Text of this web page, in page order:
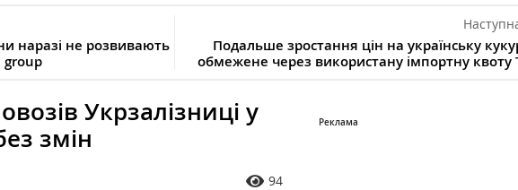
наразі не розвивають
group
Подальше зростання цін на українську
обмежене через використану імпортну квоту
Укрзалізниці у
змін
94